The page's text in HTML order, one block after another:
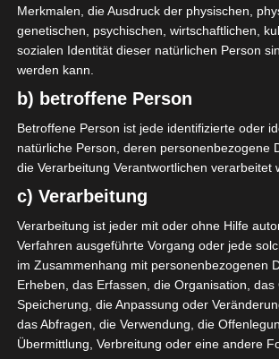
Union Sportive de
W. Laaouani
Baâth sportif de Bou Hajla (BSB) –
Kerkennah (OCK)
Union sportive de Bousalem (USB) –
de Menzel
Die nächsten Begegnungen
SPIELTAG 1
Merkmalen, die Ausdruck der physischen,
genetischen, psychischen, wirtschaftlichen,
sozialen Identität dieser natürlichen Person
werden kann.
b) betroffene Person
Betroffene Person ist jede identifizierte oder
natürliche Person, deren personenbezogene
die Verarbeitung Verantwortlichen verarbeitet
c) Verarbeitung
Verarbeitung ist jeder mit oder ohne Hilfe
Verfahren ausgeführte Vorgang oder jede
im Zusammenhang mit personenbezogenen
Erheben, das Erfassen, die Organisation, das
Speicherung, die Anpassung oder
das Abfragen, die Verwendung, die
Übermittlung, Verbreitung oder eine andere